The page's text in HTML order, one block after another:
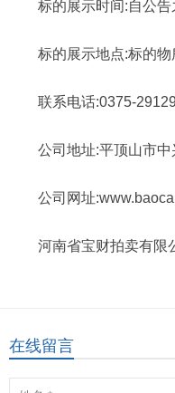
标的展示时间:自公告
标的展示地点:标的物
联系电话:0375-
公司地址:平顶山市
公司网址
河南省宝财拍卖有限
在线留言